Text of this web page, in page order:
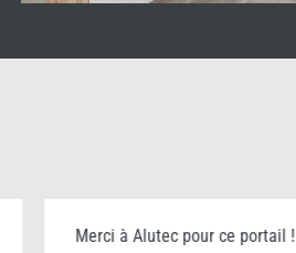
Merci à Alutec pour ce portail !